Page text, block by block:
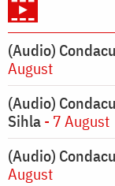
(Audio)
August
(Audio)
Sihla- 7 August
(Audio)
August